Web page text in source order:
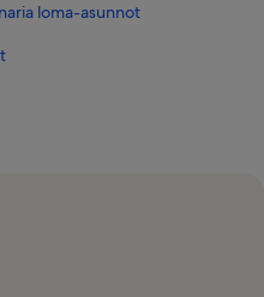
loma-asunnot